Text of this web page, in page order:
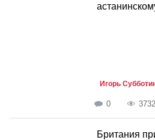
Игорь
0 3732
Британия